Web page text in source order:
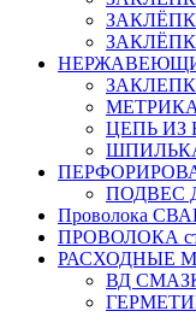
ЦЕПЬ ИЗ
ПОДВЕС
Проволока
ПРОВОЛОКА
РАСХОДНЫЕ
ВД